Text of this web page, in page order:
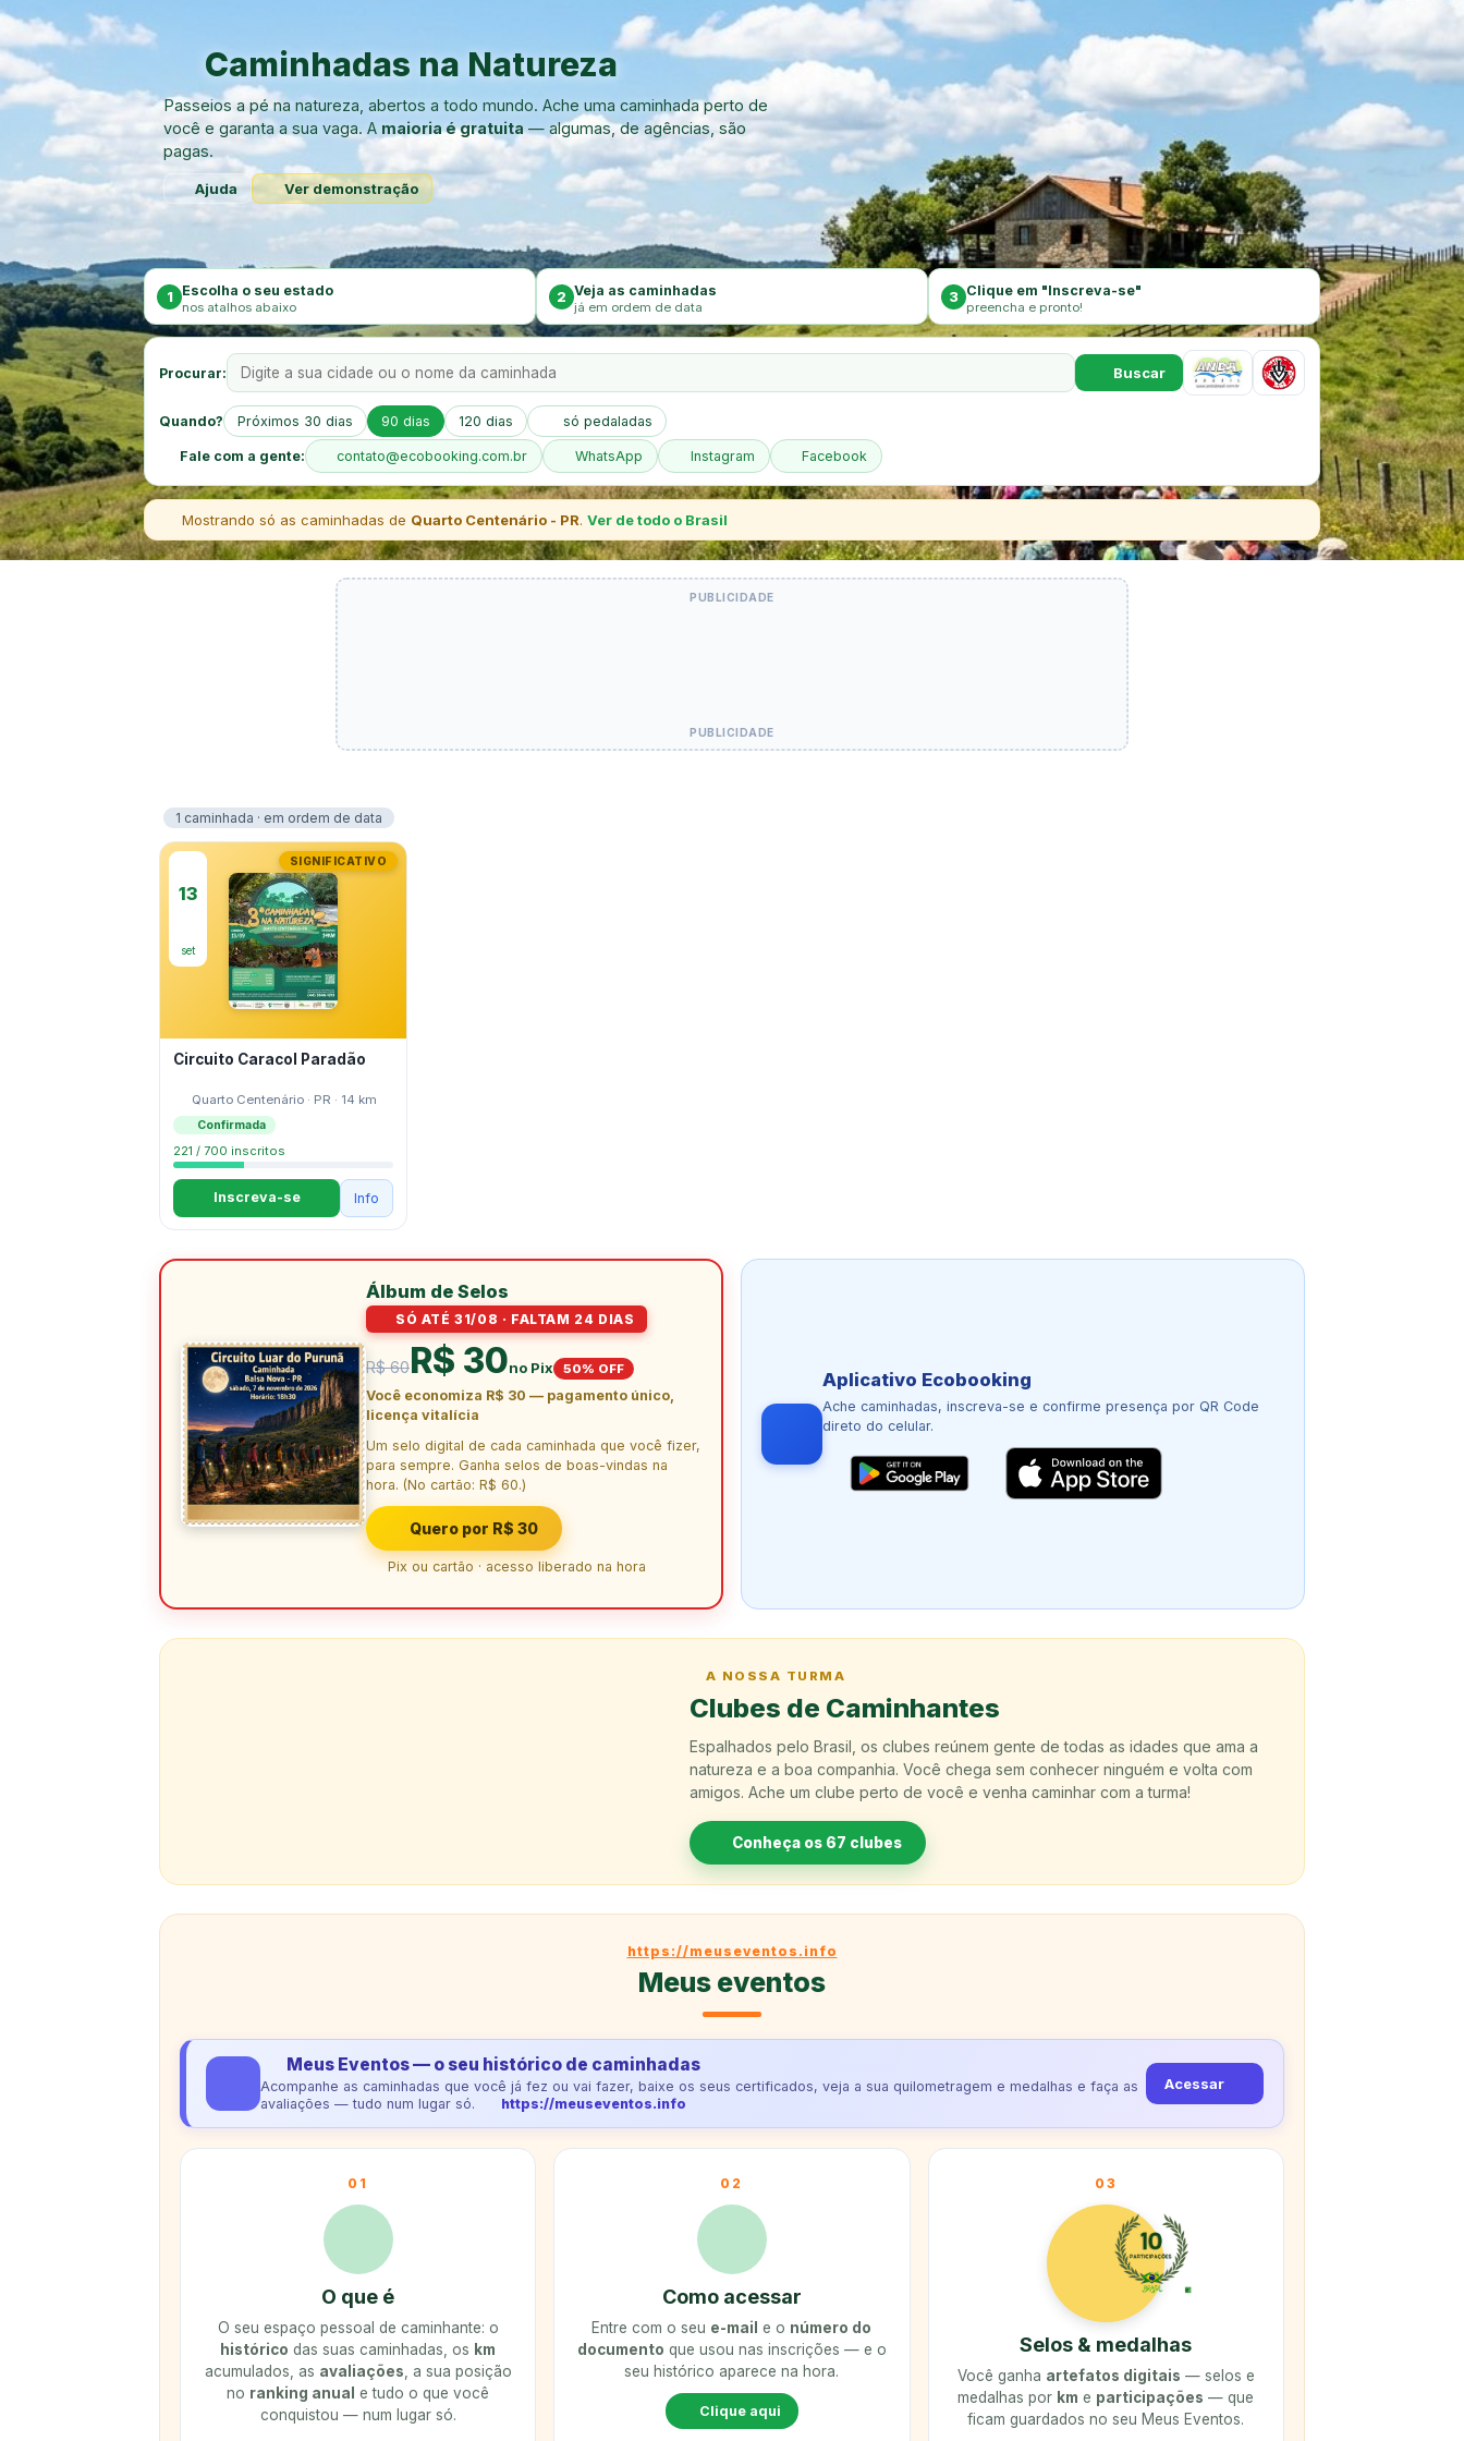
Caminhadas na Natureza
Passeios a pé na natureza, abertos a todo mundo. Ache uma caminhada perto de
você e garanta a sua vaga. A maioria é gratuita— algumas, de agências, são
pagas.
Ajuda Ver demonstração
1 Escolha o seu estado
nos atalhos abaixo
2 Veja as caminhadas
já em ordem de data
3 Clique em "Inscreva-se"
preencha e pronto!
Procurar: Buscar
Quando? Próximos 30 dias 90 dias 120 dias só pedaladas
Fale com a gente: contato@ecobooking.com.br WhatsApp Instagram Facebook
Mostrando só as caminhadas de Quarto Centenário - PR.Ver de todo o Brasil
1 caminhada · em ordem de data
13
set
SIGNIFICATIVO
Circuito Caracol Paradão
Quarto Centenário · PR · 14 km
Confirmada
221 / 700 inscritos
Inscreva-se Info
Álbum de Selos
SÓ ATÉ 31/08 · FALTAM 24 DIAS
R$ 60R$ 30no Pix 50% OFF
Você economiza R$ 30 — pagamento único,
licença vitalícia
Um selo digital de cada caminhada que você fizer,
para sempre. Ganha selos de boas-vindas na
hora. (No cartão: R$ 60.)
Quero por R$ 30
Pix ou cartão · acesso liberado na hora
Aplicativo Ecobooking
Ache caminhadas, inscreva-se e confirme presença por QR Code
direto do celular.
A NOSSA TURMA
Clubes de Caminhantes
Espalhados pelo Brasil, os clubes reúnem gente de todas as idades que ama a
natureza e a boa companhia. Você chega sem conhecer ninguém e volta com
amigos. Ache um clube perto de você e venha caminhar com a turma!
Conheça os 67 clubes
https://meuseventos.info
Meus eventos
Meus Eventos — o seu histórico de caminhadas
Acompanhe as caminhadas que você já fez ou vai fazer, baixe os seus certificados, veja a sua quilometragem e medalhas e faça as
avaliações — tudo num lugar só.
https://meuseventos.info
Acessar
01
O que é
O seu espaço pessoal de caminhante: o
histórico das suas caminhadas, os km
acumulados, as avaliações , a sua posição
no ranking anual e tudo o que você
conquistou — num lugar só.
02
Como acessar
Entre com o seu e-mail e o número do
documento que usou nas inscrições — e o
seu histórico aparece na hora.
Clique aqui
03
Selos & medalhas
Você ganha artefatos digitais — selos e
medalhas por km e participações — que
ficam guardados no seu Meus Eventos.